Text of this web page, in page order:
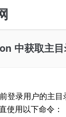
中获取主目
登录用户的主
使用以下命令：